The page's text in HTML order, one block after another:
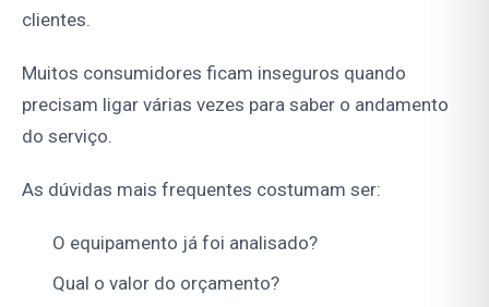
clientes.
Muitos consumidores ficam inseguros quando
precisam ligar várias vezes para saber o andamento
do serviço.
As dúvidas mais frequentes costumam ser:
O equipamento já foi analisado?
Qual o valor do orçamento?